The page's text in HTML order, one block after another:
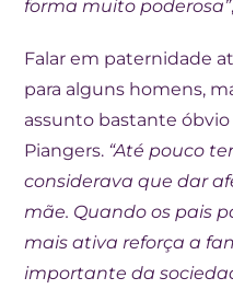
forma muito poderosa”
Falar em paternidade
para alguns homens,
assunto bastante óbvio
Piangers. “Até pouco
considerava que dar
mãe. Quando os pais
mais ativa reforça a
importante da